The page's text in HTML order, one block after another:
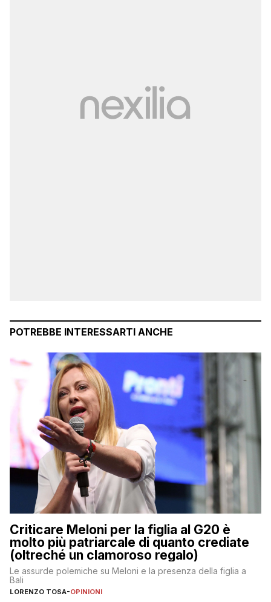
POTREBBE INTERESSARTI ANCHE
Criticare Meloni per la figlia al G20 è
molto più patriarcale di quanto crediate
(oltreché un clamoroso regalo)
Le assurde polemiche su Meloni e la presenza della figlia a
Bali
LORENZO TOSA-OPINIONI